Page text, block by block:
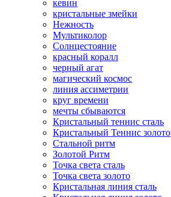
кевин
кристальные змейки
Нежность
Мультиколор
Солнцестояние
красный коралл
черный агат
магический космос
линия ассиметрии
круг времени
мечты сбываются
Кристальный теннис сталь
Кристальный Теннис золото
Стальной ритм
Золотой Ритм
Точка света сталь
Точка света золото
Кристальная линия сталь